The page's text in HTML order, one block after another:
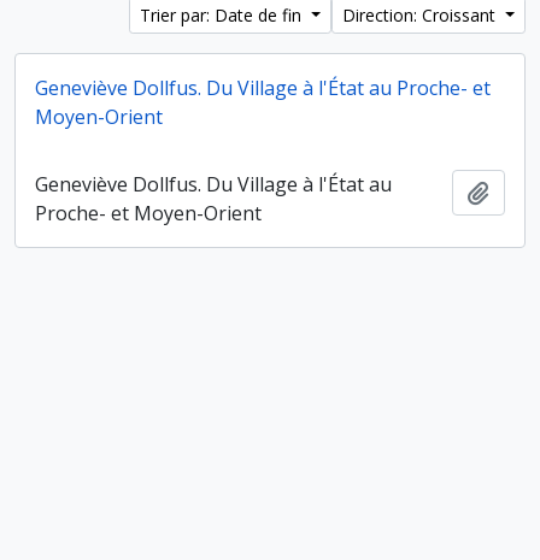
Trier par: Date de fin
Direction: Croissant
Geneviève Dollfus. Du Village à l'État au Proche- et
Moyen-Orient
Geneviève Dollfus. Du Village à l'État au
Proche- et Moyen-Orient